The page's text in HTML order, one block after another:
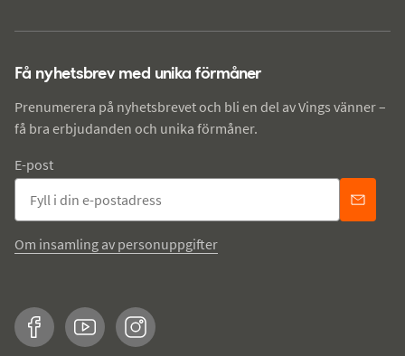
Få nyhetsbrev med unika förmåner
Prenumerera på nyhetsbrevet och bli en del av Vings vänner –
få bra erbjudanden och unika förmåner.
E-post
Om insamling av personuppgifter
FacebookYouTubeInstagram